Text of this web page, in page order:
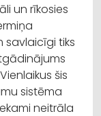
un rīkosies
savlaicīgi tiks
šis
sistēma
neitrāla